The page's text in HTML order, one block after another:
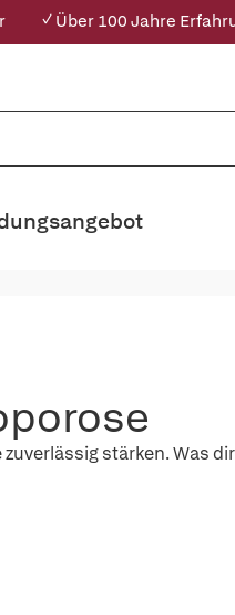
✓ Über 100 Jahre
stärken. Was